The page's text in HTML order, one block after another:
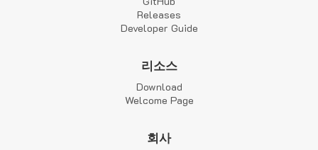
Releases
Developer Guide
리소스
Download
Welcome Page
회사